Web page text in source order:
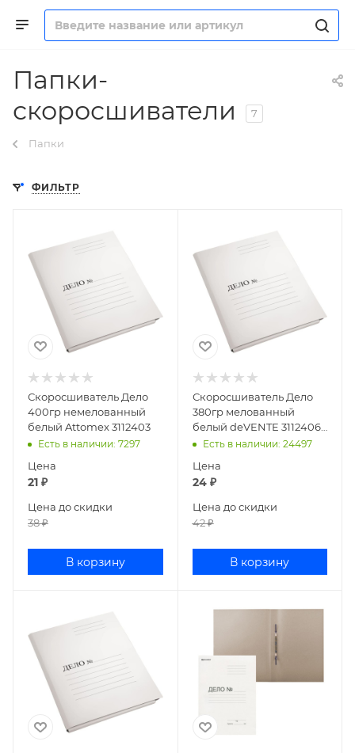
Папки-
скоросшиватели
7
Папки
ФИЛЬТР
Скоросшиватель Дело
400гр немелованный
белый Attomex 3112403
Есть в наличии: 7297
Цена
21 ₽
Цена до скидки
38₽
В корзину
Скоросшиватель Дело
380гр мелованный
белый deVENTE 3112406 /
СК-38/97-М
Есть в наличии: 24497
Цена
24₽
Цена до скидки
42₽
В корзину